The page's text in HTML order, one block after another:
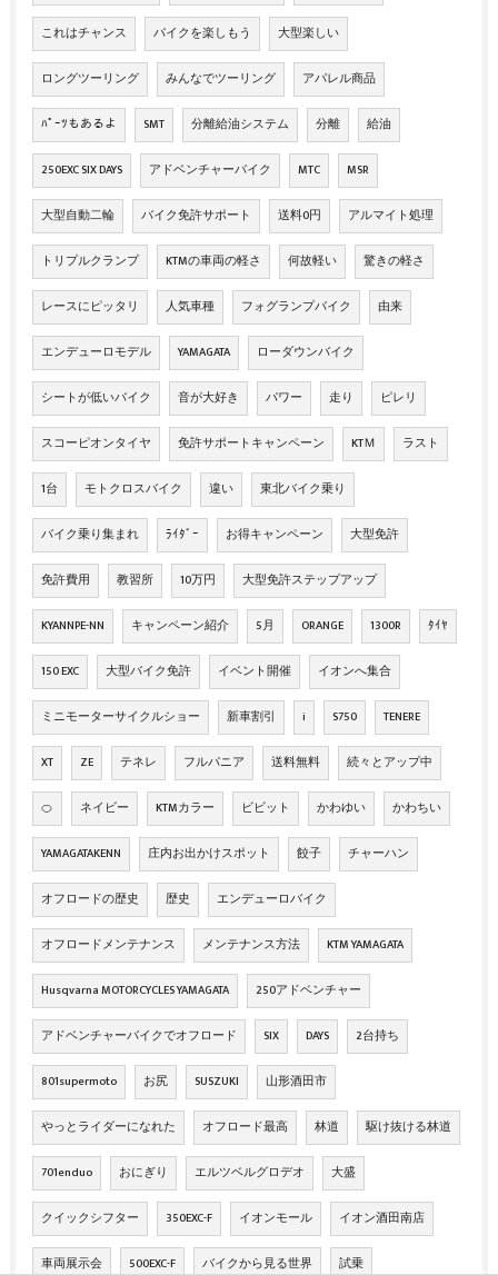
これはチャンス バイクを楽しもう 大型楽しい
ロングツーリング みんなでツーリング アパレル商品
ﾊﾟｰﾂもあるよ SMT 分離給油システム 分離 給油
250EXC SIX DAYS アドベンチャーバイク MTC MSR
大型自動二輪 バイク免許サポート 送料0円 アルマイト処理
トリプルクランプ KTMの車両の軽さ 何故軽い 驚きの軽さ
レースにピッタリ 人気車種 フォグランプバイク 由来
エンデューロモデル YAMAGATA ローダウンバイク
シートが低いバイク 音が大好き パワー 走り ピレリ
スコーピオンタイヤ 免許サポートキャンペーン KTＭ ラスト
1台 モトクロスバイク 違い 東北バイク乗り
バイク乗り集まれ ﾗｲﾀﾞｰ お得キャンペーン 大型免許
免許費用 教習所 10万円 大型免許ステップアップ
KYANNPE-NN キャンペーン紹介 5月 ORANGE 1300R ﾀｲﾔ
150 EXC 大型バイク免許 イベント開催 イオンへ集合
ミニモーターサイクルショー 新車割引 i S750 TENERE
XT ZE テネレ フルパニア 送料無料 続々とアップ中
🍊 ネイビー KTMカラー ビビット かわゆい かわちい
YAMAGATAKENN 庄内お出かけスポット 餃子 チャーハン
オフロードの歴史 歴史 エンデューロバイク
オフロードメンテナンス メンテナンス方法 KTM YAMAGATA
Husqvarna MOTORCYCLES YAMAGATA 250アドベンチャー
アドベンチャーバイクでオフロード SIX DAYS 2台持ち
801supermoto お尻 SUSZUKI 山形酒田市
やっとライダーになれた オフロード最高 林道 駆け抜ける林道
701enduo おにぎり エルツベルグロデオ 大盛
クイックシフター 350EXC-F イオンモール イオン酒田南店
車両展示会 500EXC-F バイクから見る世界 試乗